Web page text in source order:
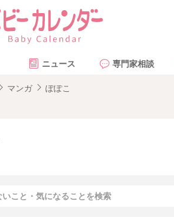
ニュース 専門家相談
マンガ ぽぽこ